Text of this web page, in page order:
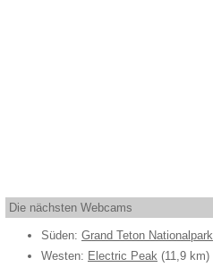
Die nächsten Webcams
Süden: Grand Teton Nationalpark
Westen: Electric Peak (11,9 km)